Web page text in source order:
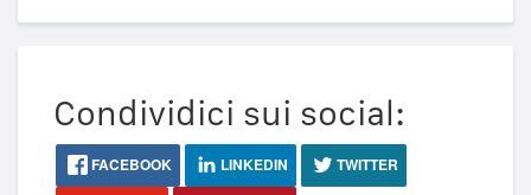
Condividici sui social:
FACEBOOK LINKEDIN
TWITTER